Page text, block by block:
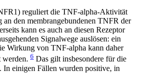
reguliert die TNF-alpha-Aktivität
an den membrangebundenen TNFR der
kann es auch an diesen Rezeptor
Signalwege auslösen: ein
Wirkung von TNF-alpha kann daher
werden. 6 Das gilt insbesondere für die
In einigen Fällen wurden positive, in